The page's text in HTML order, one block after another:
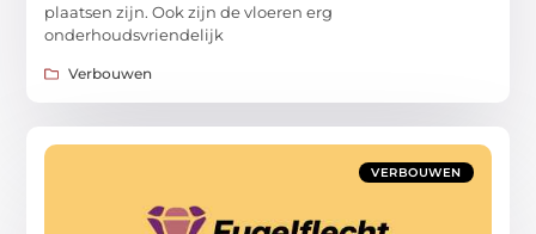
plaatsen zijn. Ook zijn de vloeren erg
onderhoudsvriendelijk
Verbouwen
VERBOUWEN